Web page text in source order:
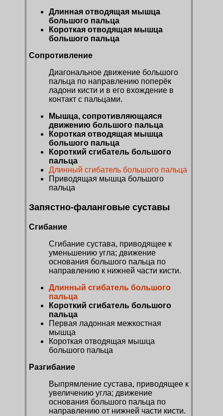
Длинная отводящая мышца
большого пальца
Короткая отводящая мышца
большого пальца
Сопротивление
Диагональное движение большого
пальца по направлению поперёк
ладони кисти и в его вхождение в
контакт с пальцами.
Мышца, сопротивляющаяся
движению большого пальца
Короткая отводящая мышца
большого пальца
Короткий сгибатель большого
пальца
Длинный сгибатель большого пальца
Приводящая мышца большого
пальца
Запястно-фаланговые суставы
Сгибание
Сгибание сустава, приводящее к
уменьшению угла; движение
основания большого пальца по
направлению к нижней части кисти.
Длинный сгибатель большого
пальца
Короткий сгибатель большого
пальца
Первая ладонная межкостная
мышца
Короткая отводящая мышца
большого пальца
Разгибание
Выпрямление сустава, приводящее к
увеличению угла; движение
основания большого пальца по
направлению от нижней части кисти.